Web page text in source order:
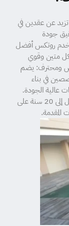
تزيد عن عقدين في
جودة
تستخدم روتكس أفضل
متين وقوي
3. فريق متخصص ومحترف: يضم
في بناء
الجودة.
4. ضمانات طويلة الأمد: تقدم روتكس ضمانات تصل إلى 20 سنة على
المقدمة.